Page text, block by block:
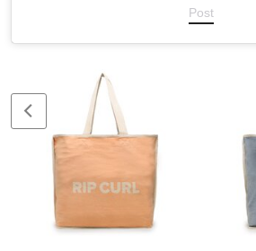
Post